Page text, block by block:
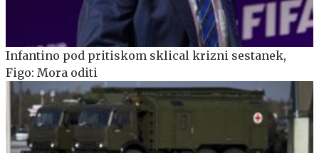
Infantino pod pritiskom sklical krizni sestanek,
Figo: Mora oditi